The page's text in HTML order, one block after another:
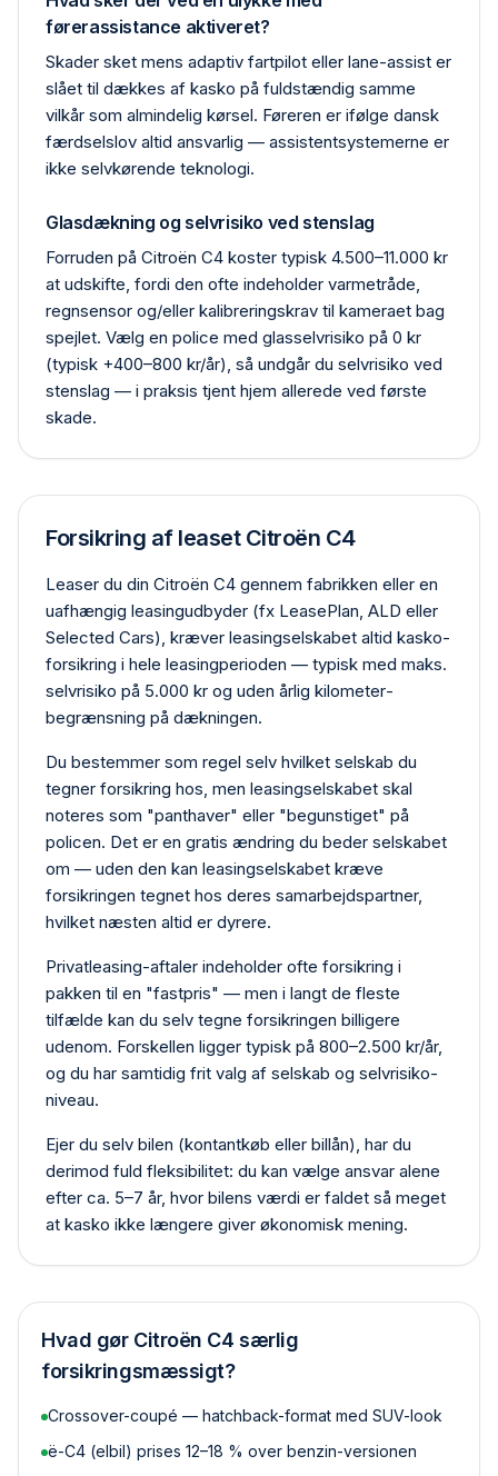
førerassistance aktiveret?
Skader sket mens adaptiv fartpilot eller lane-assist er
slået til dækkes af kasko på fuldstændig samme
vilkår som almindelig kørsel. Føreren er ifølge dansk
færdselslov altid ansvarlig — assistentsystemerne er
ikke selvkørende teknologi.
Glasdækning og selvrisiko ved stenslag
Forruden på Citroën C4 koster typisk 4.500–11.000 kr
at udskifte, fordi den ofte indeholder varmetråde,
regn­sensor og/eller kalibrerings­krav til kameraet bag
spejlet. Vælg en police med glas­selvrisiko på 0 kr
(typisk +400–800 kr/år), så undgår du selvrisiko ved
stenslag — i praksis tjent hjem allerede ved første
skade.
Forsikring af leaset Citroën C4
Leaser du din Citroën C4 gennem fabrikken eller en
uafhængig leasing­udbyder (fx LeasePlan, ALD eller
Selected Cars), kræver leasing­selskabet altid kasko­
forsikring i hele leasing­perioden — typisk med maks.
selvrisiko på 5.000 kr og uden årlig kilometer­
begrænsning på dækningen.
Du bestemmer som regel selv hvilket selskab du
tegner forsikring hos, men leasing­selskabet skal
noteres som "panthaver" eller "begunstiget" på
policen. Det er en gratis ændring du beder selskabet
om — uden den kan leasing­selskabet kræve
forsikringen tegnet hos deres samarbejdspartner,
hvilket næsten altid er dyrere.
Privat­leasing-aftaler indeholder ofte forsikring i
pakken til en "fastpris" — men i langt de fleste
tilfælde kan du selv tegne forsikringen billigere
udenom. Forskellen ligger typisk på 800–2.500 kr/år,
og du har samtidig frit valg af selskab og selvrisiko­
niveau.
Ejer du selv bilen (kontant­køb eller billån), har du
derimod fuld fleksibilitet: du kan vælge ansvar alene
efter ca. 5–7 år, hvor bilens værdi er faldet så meget
at kasko ikke længere giver økonomisk mening.
Hvad gør Citroën C4 særlig
forsikringsmæssigt?
Crossover-coupé — hatchback-format med SUV-look
ë-C4 (elbil) prises 12–18 % over benzin-versionen